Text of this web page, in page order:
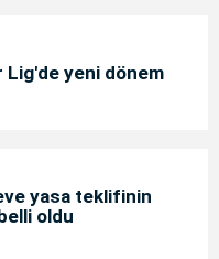
Lig'de yeni dönem
yasa teklifinin
oldu